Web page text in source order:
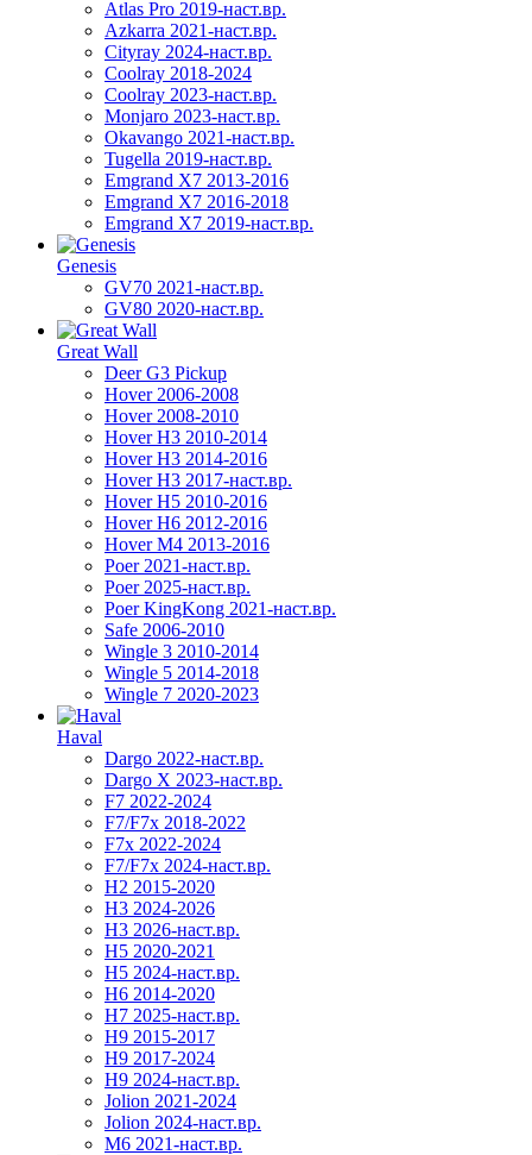
Atlas Pro 2019-наст.вр.
Azkarra 2021-наст.вр.
Cityray 2024-наст.вр.
Coolray 2018-2024
Coolray 2023-наст.вр.
Monjaro 2023-наст.вр.
Okavango 2021-наст.вр.
Tugella 2019-наст.вр.
Emgrand Х7 2013-2016
Emgrand X7 2016-2018
Emgrand X7 2019-наст.вр.
Genesis
GV70 2021-наст.вр.
GV80 2020-наст.вр.
Great Wall
Deer G3 Pickup
Hover 2006-2008
Hover 2008-2010
Hover H3 2010-2014
Hover H3 2014-2016
Hover H3 2017-наст.вр.
Hover H5 2010-2016
Hover H6 2012-2016
Hover M4 2013-2016
Poer 2021-наст.вр.
Poer 2025-наст.вр.
Poer KingKong 2021-наст.вр.
Safe 2006-2010
Wingle 3 2010-2014
Wingle 5 2014-2018
Wingle 7 2020-2023
Haval
Dargo 2022-наст.вр.
Dargo X 2023-наст.вр.
F7 2022-2024
F7/F7x 2018-2022
F7x 2022-2024
F7/F7x 2024-наст.вр.
H2 2015-2020
H3 2024-2026
H3 2026-наст.вр.
H5 2020-2021
H5 2024-наст.вр.
H6 2014-2020
H7 2025-наст.вр.
H9 2015-2017
H9 2017-2024
H9 2024-наст.вр.
Jolion 2021-2024
Jolion 2024-наст.вр.
М6 2021-наст.вр.